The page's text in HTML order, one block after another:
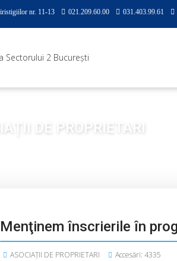
nr. 11-13 021.209.60.00 031.403.99.61
DE PROPRIETARI
Menţinem înscrierile în
ASOCIAȚII DE PROPRIETARI Accesări: 4335